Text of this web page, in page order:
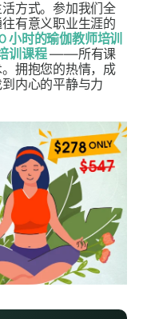
方式。参加我们全
有意义职业生涯的
小时的瑜伽教师培训
训课程——所有课
拥抱您的热情，成
内心的平静与力